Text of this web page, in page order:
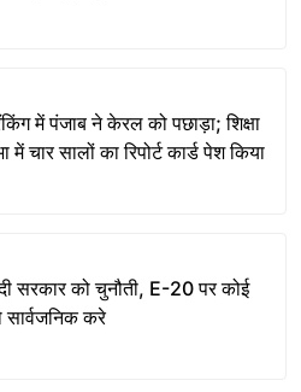
में पंजाब ने केरल को पछाड़ा; शिक्षा
में चार सालों का रिपोर्ट कार्ड पेश किया
सरकार को चुनौती, E-20 पर कोई
सार्वजनिक करे